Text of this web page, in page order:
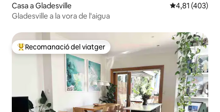
Casa a Gladesville 4,81 de
4,81 (403)
Gladesville a la vora de l'aigua
Principals recomanacions dels viatgers
Recomanació del viatger